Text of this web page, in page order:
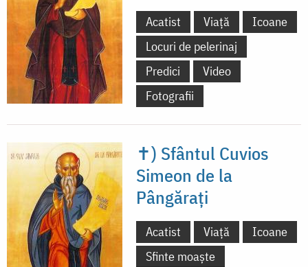
Acatist Viață
Icoane
Locuri de pelerinaj
Predici
Video
Fotografii
✝) Sfântul Cuvios
Simeon de la
Pângărați
Acatist Viață
Icoane
Sfinte moaște